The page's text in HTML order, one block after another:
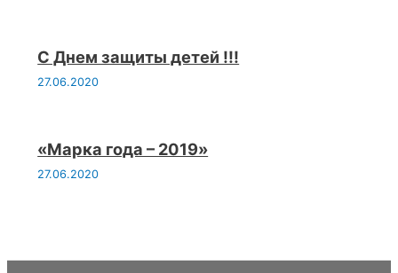
С Днем защиты детей !!!
27.06.2020
«Марка года – 2019»
27.06.2020